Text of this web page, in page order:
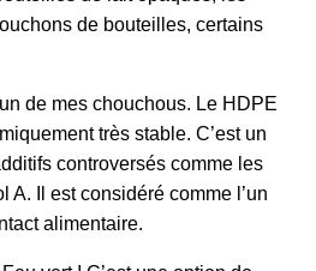
de bouteilles, certains
un de mes chouchous. Le HDPE
très stable. C’est un
controversés comme les
A. Il est considéré comme l’un
alimentaire.